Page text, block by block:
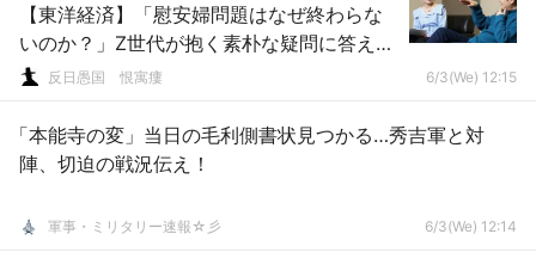
【東洋経済】「慰安婦問題はなぜ終わらな
いのか？」Z世代が抱く素朴な疑問に答え
る。澤田克己×みたらし加奈対談(後編)
反日愚国 恨寓瘻 6/3(We) 12:15
「本能寺の変」当日の毛利側書状見つかる…秀吉軍と対
陣、切迫の戦況伝え！
軍事・ミリタリー速報☆彡 6/3(We) 12:14